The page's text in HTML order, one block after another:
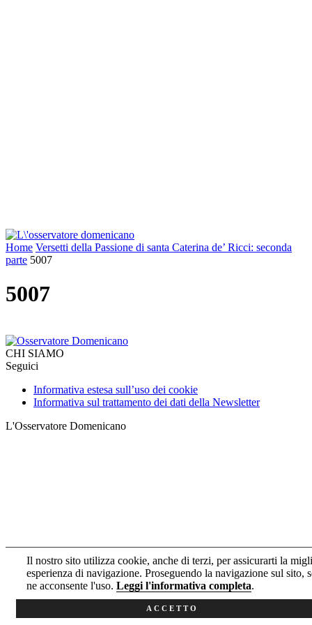
Il nostro sito utilizza cookie, anche di terzi, per assicurarti la
esperienza di navigazione. Proseguendo la navigazione sul sito,
ne acconsente l'uso. Leggi l'informativa completa.
ACCETTO
Home Versetti della Passione di santa Caterina de’ Ricci: seconda
parte 5007
5007
CHI SIAMO
Seguici
Informativa estesa sull’uso dei cookie
Informativa sul trattamento dei dati della Newsletter
L'Osservatore Domenicano